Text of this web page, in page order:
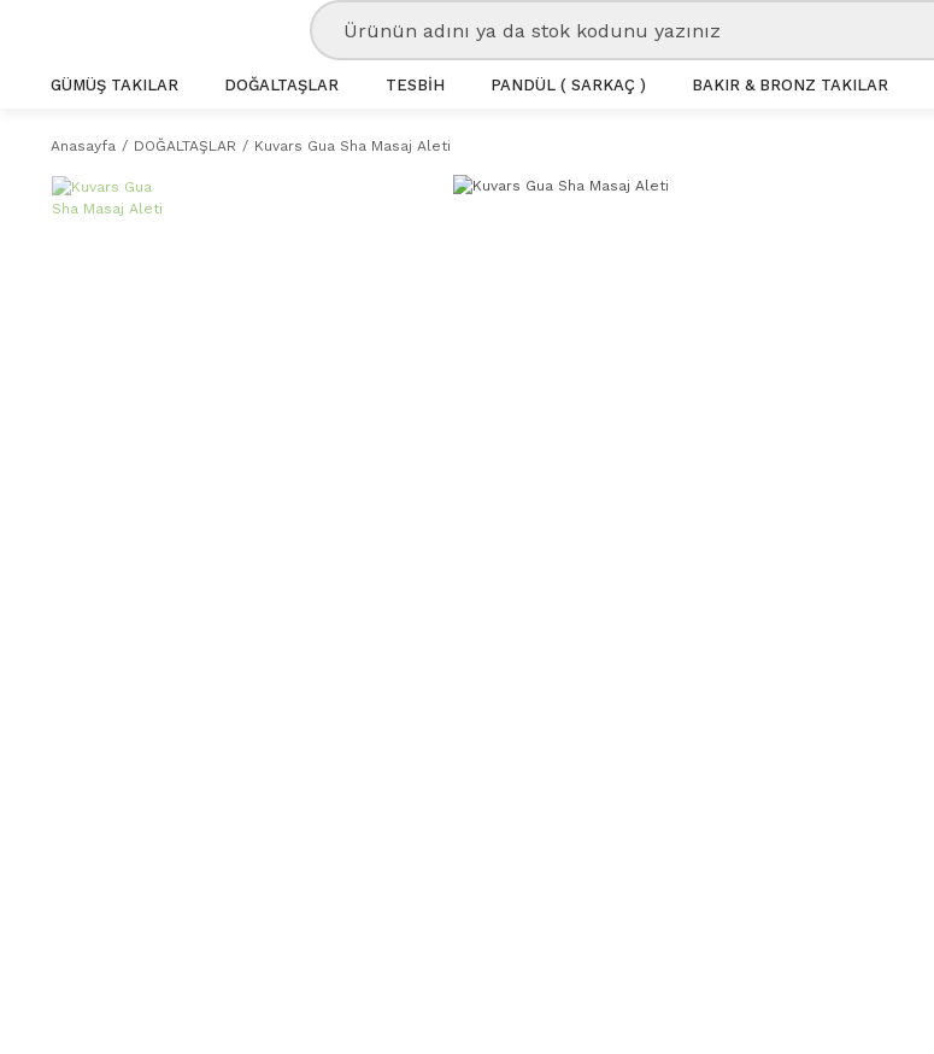
GÜMÜŞ TAKILAR DOĞALTAŞLAR TESBİH PANDÜL ( SARKAÇ ) BAKIR & BRONZ TAKILAR
Anasayfa DOĞALTAŞLAR Kuvars Gua Sha Masaj Aleti